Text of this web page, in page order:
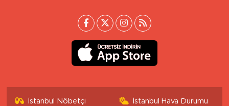
İstanbul Nöbetçi
İstanbul Hava Durumu